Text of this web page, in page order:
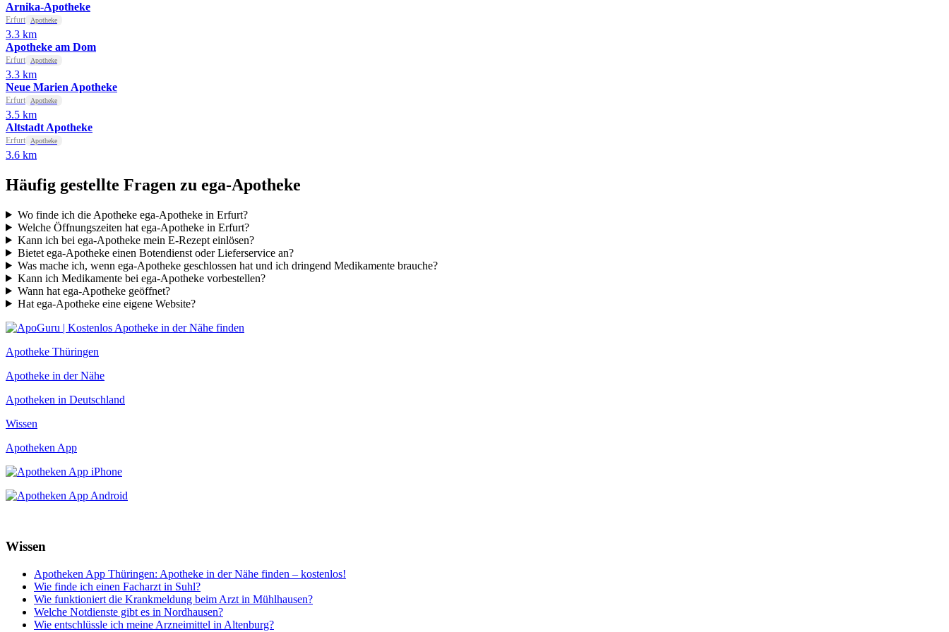
Arnika-Apotheke
Erfurt Apotheke
3.3 km
Apotheke am Dom
Erfurt Apotheke
3.3 km
Neue Marien Apotheke
Erfurt Apotheke
3.5 km
Altstadt Apotheke
Erfurt Apotheke
3.6 km
Häufig gestellte Fragen zu ega-Apotheke
Wo finde ich die Apotheke ega-Apotheke in Erfurt?
Welche Öffnungszeiten hat ega-Apotheke in Erfurt?
Kann ich bei ega-Apotheke mein E-Rezept einlösen?
Bietet ega-Apotheke einen Botendienst oder Lieferservice an?
Was mache ich, wenn ega-Apotheke geschlossen hat und ich dringend Medikamente brauche?
Kann ich Medikamente bei ega-Apotheke vorbestellen?
Wann hat ega-Apotheke geöffnet?
Hat ega-Apotheke eine eigene Website?
Apotheke Thüringen
Apotheke in der Nähe
Apotheken in Deutschland
Wissen
Apotheken App
Wissen
Apotheken App Thüringen: Apotheke in der Nähe finden – kostenlos!
Wie finde ich einen Facharzt in Suhl?
Wie funktioniert die Krankmeldung beim Arzt in Mühlhausen?
Welche Notdienste gibt es in Nordhausen?
Wie entschlüssle ich meine Arzneimittel in Altenburg?